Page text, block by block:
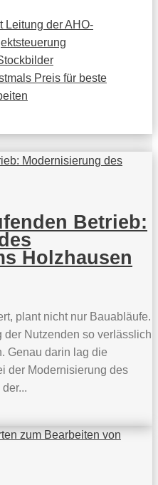
Leitung der AHO-
Preis für beste
Betrieb:
Holzhausen
plant nicht nur Bauabläufe.
der Nutzenden so verlässlich
Genau darin lag die
der Modernisierung des